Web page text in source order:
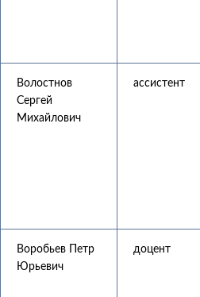
Волостнов
Сергей
Михайлович
ассистент
Воробьев Петр
Юрьевич
доцент